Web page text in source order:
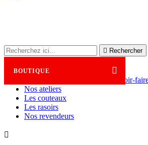
 Rechercher

BOUTIQUE
Savoir-
Nos ateliers
Les couteaux
Les rasoirs
Nos revendeurs
